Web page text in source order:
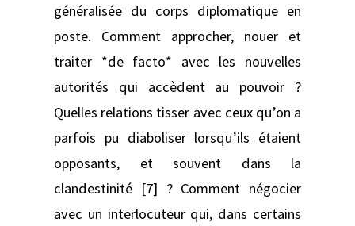
généralisée du corps diplomatique en
poste. Comment approcher, nouer et
traiter *de facto* avec les nouvelles
autorités qui accèdent au pouvoir ?
Quelles relations tisser avec ceux qu’on a
parfois pu diaboliser lorsqu’ils étaient
opposants, et souvent dans la
clandestinité [7] ? Comment négocier
avec un interlocuteur qui, dans certains